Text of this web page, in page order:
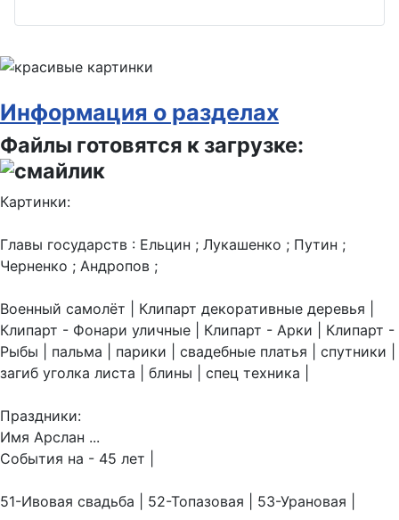
Информация о разделах
Файлы готовятся к загрузке:
Картинки:
Главы государств : Ельцин ; Лукашенко ; Путин ;
Черненко ; Андропов ;
Военный самолёт | Клипарт декоративные деревья |
Клипарт - Фонари уличные | Клипарт - Арки | Клипарт -
Рыбы | пальма | парики | свадебные платья | спутники |
загиб уголка листа | блины | спец техника |
Праздники:
Имя Арслан ...
События на - 45 лет |
51-Ивовая свадьба | 52-Топазовая | 53-Урановая |